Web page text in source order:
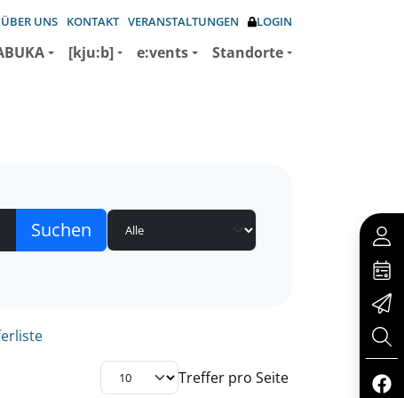
ÜBER UNS KONTAKT VERANSTALTUNGEN LOGIN
[kju:b] e:vents Standorte
Treffer pro Seite